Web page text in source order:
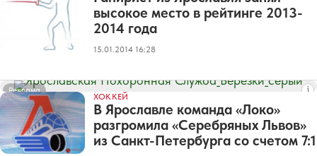
высокое место в рейтинге 2013-
2014 года
15.01.2014 16:28
Реклама
ХОККЕЙ
В Ярославле команда «Локо»
разгромила «Серебряных Львов»
из Санкт-Петербурга со счетом 7:1